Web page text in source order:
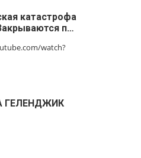
катастрофа
п…
watch?
ГЕЛЕНДЖИК